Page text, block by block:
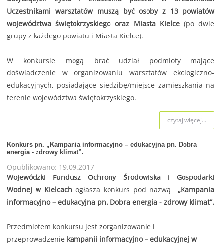
Uczestnikami warsztatów muszą być osoby z 13 powiatów
województwa świętokrzyskiego oraz Miasta Kielce (po dwie
grupy z każdego powiatu i Miasta Kielce).
W konkursie mogą brać udział podmioty mające
doświadczenie w organizowaniu warsztatów ekologiczno-
edukacyjnych, posiadające siedzibę/miejsce zamieszkania na
terenie województwa świętokrzyskiego.
czytaj więcej...
Konkurs pn. „Kampania informacyjno – edukacyjna pn. Dobra
energia - zdrowy klimat”.
Opublikowano: 19.09.2017
Wojewódzki Fundusz Ochrony Środowiska i Gospodarki
Wodnej w Kielcach ogłasza konkurs pod nazwą„Kampania
informacyjno – edukacyjna pn. Dobra energia - zdrowy klimat”.
Przedmiotem konkursu jest zorganizowanie i
przeprowadzenie kampanii informacyjno – edukacyjnej w